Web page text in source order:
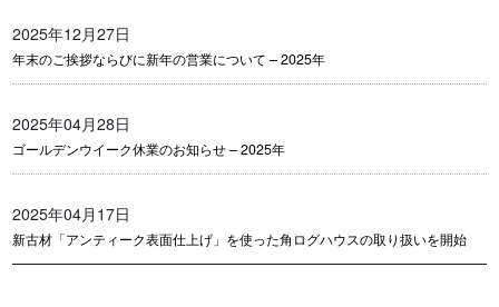
2025年12月27日
年末のご挨拶ならびに新年の営業について – 2025年
2025年04月28日
ゴールデンウイーク休業のお知らせ – 2025年
2025年04月17日
新古材「アンティーク表面仕上げ」を使った角ログハウスの取り扱いを開始